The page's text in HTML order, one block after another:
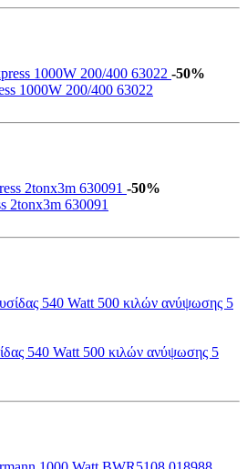
-50%
1000W 200/400 63022
-50%
2tonx3m 630091
540 Watt 500 κιλών ανύψωσης 5